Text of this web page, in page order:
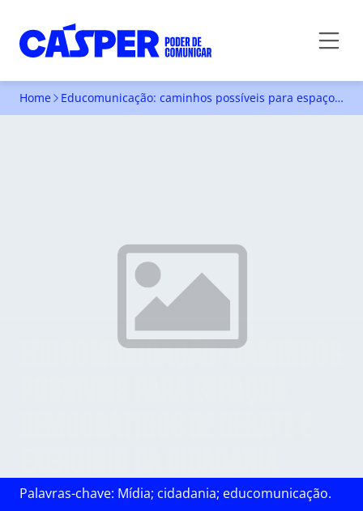
Home Educomunicação: caminhos possíveis para espaços democráticos de debate e exercício da cidadania
EDUCOMUNICAÇÃO: CAMINHOS
Palavras-chave: Mídia; cidadania; educomunicação.